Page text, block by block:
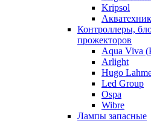
Kripsol
Контроллеры,
прожекторов
Aqua Viva
Arlight
Hugo
Led Group
Ospa
Wibre
Лампы запасные